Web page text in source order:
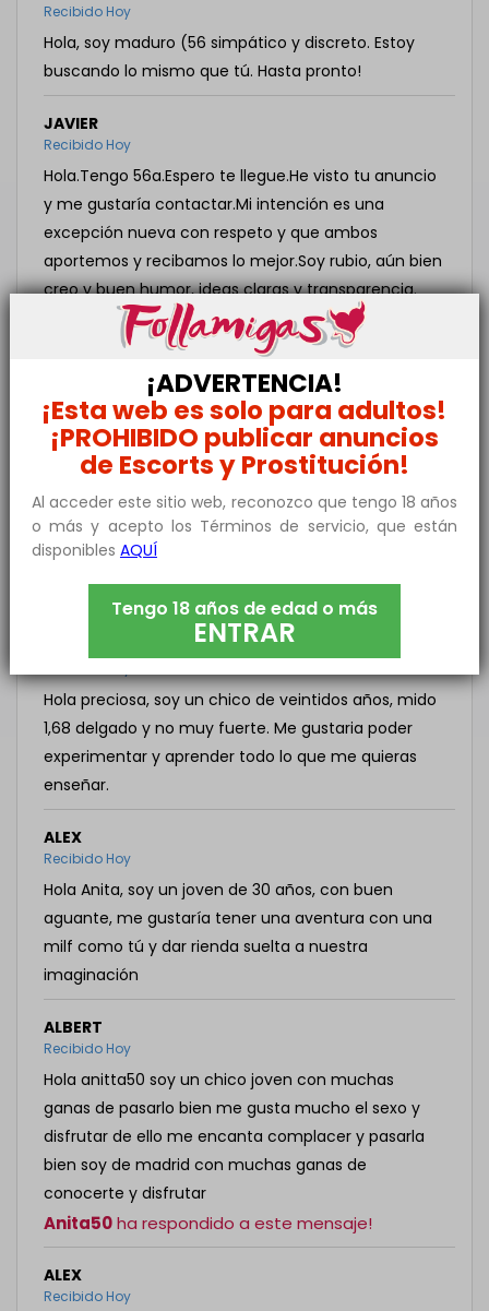
Recibido Hoy
Hola, soy maduro (56 simpático y discreto. Estoy
buscando lo mismo que tú. Hasta pronto!
JAVIER
Recibido Hoy
Hola.Tengo 56a.Espero te llegue.He visto tu anuncio
y me gustaría contactar.Mi intención es una
excepción nueva con respeto y que ambos
aportemos y recibamos lo mejor.Soy rubio, aún bien
creo y buen humor, ideas claras y transparencia.
ha respondido a este mensaje!
Hola Anita. Me encantaría conocerte y que lo
pasáramos genial. Soy un hombre de 45 con
tiempo libre ya que trabajo a turnos. Estoy
disponible en el horario que quieras para hacerte
disfrutar de las formas que más te gusten. Espero
que me respondas y podamos disfrutar juntos.
ha respondido a este mensaje!
Hola preciosa, soy un chico de veintidos años, mido
1,68 delgado y no muy fuerte. Me gustaria poder
experimentar y aprender todo lo que me quieras
enseñar.
ALEX
Recibido Hoy
Hola Anita, soy un joven de 30 años, con buen
aguante, me gustaría tener una aventura con una
milf como tú y dar rienda suelta a nuestra
imaginación
ALBERT
Recibido Hoy
Hola anitta50 soy un chico joven con muchas
ganas de pasarlo bien me gusta mucho el sexo y
disfrutar de ello me encanta complacer y pasarla
bien soy de madrid con muchas ganas de
conocerte y disfrutar
Anita50ha respondido a este mensaje!
ALEX
Recibido Hoy
¡ADVERTENCIA!
¡Esta web es solo para adultos!
¡PROHIBIDO publicar anuncios
de Escorts y Prostitución!
Al acceder este sitio web, reconozco que tengo 18 años
o más y acepto los Términos de servicio, que están
disponibles AQUÍ
Tengo 18 años de edad o más
ENTRAR